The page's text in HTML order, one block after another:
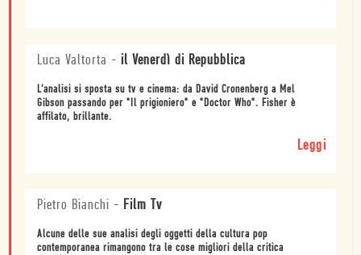
Luca Valtorta - il Venerdì di Repubblica
L'analisi si sposta su tv e cinema: da David Cronenberg a Mel
Gibson passando per "Il prigioniero" e "Doctor Who". Fisher è
affilato, brillante.
Leggi
Pietro Bianchi - Film Tv
Alcune delle sue analisi degli oggetti della cultura pop
contemporanea rimangono tra le cose migliori della critica